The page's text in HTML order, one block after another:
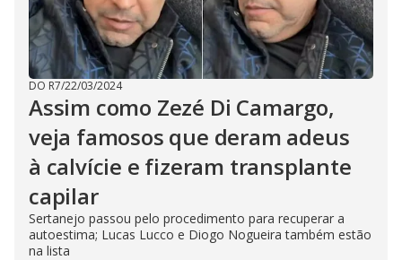
DO R7/22/03/2024
Assim como Zezé Di Camargo,
veja famosos que deram adeus
à calvície e fizeram transplante
capilar
Sertanejo passou pelo procedimento para recuperar a
autoestima; Lucas Lucco e Diogo Nogueira também estão
na lista